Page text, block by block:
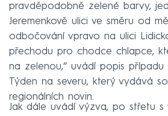
pravděpodobně zelené barvy,
Jeremenkově ulici ve směru od
odbočování vpravo na ulici
přechodu pro chodce chlapce,
na zelenou,“ uvádí popis
Týden na severu, který vydává
regionálních novin.
Jak dále uvádí výzva, po střetu s